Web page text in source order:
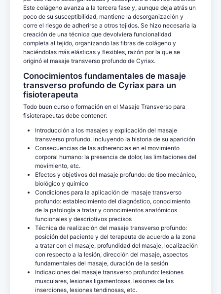
Este colágeno avanza a la tercera fase y, aunque deja atrás un
poco de su susceptibilidad, mantiene la desorganización y
corre el riesgo de adherirse a otros tejidos. Se hizo necesaria la
creación de una técnica que devolviera funcionalidad
completa al tejido, organizando las fibras de colágeno y
haciéndolas más elásticas y flexibles, razón por la que se
originó el masaje transverso profundo de Cyriax.
Conocimientos fundamentales de masaje
transverso profundo de Cyriax para un
fisioterapeuta
Todo buen curso o formación en el Masaje Transverso para
fisioterapeutas debe contener:
Introducción a los masajes y explicación del masaje
transverso profundo, incluyendo la historia de su aparición
Consecuencias de las adherencias en el movimiento
corporal humano: la presencia de dolor, las limitaciones del
movimiento, etc.
Efectos y objetivos del masaje profundo: de tipo mecánico,
biológico y químico
Condiciones para la aplicación del masaje transverso
profundo: establecimiento del diagnóstico, conocimiento
de la patología a tratar y conocimientos anatómicos
funcionales y descriptivos precisos
Técnica de realización del masaje transverso profundo:
posición del paciente y del terapeuta de acuerdo a la zona
a tratar con el masaje, profundidad del masaje, localización
con respecto a la lesión, dirección del masaje, aspectos
fundamentales del masaje, duración de la sesión
Indicaciones del masaje transverso profundo: lesiones
musculares, lesiones ligamentosas, lesiones de las
inserciones, lesiones tendinosas, etc.